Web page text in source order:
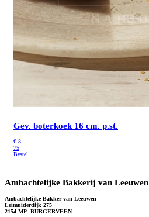
Gev. boterkoek 16 cm. p.st.
€ 8
75
Bestel
Ambachtelijke Bakkerij van Leeuwen
Ambachtelijke Bakker van Leeuwen
Leimuiderdijk 275
2154 MP BURGERVEEN